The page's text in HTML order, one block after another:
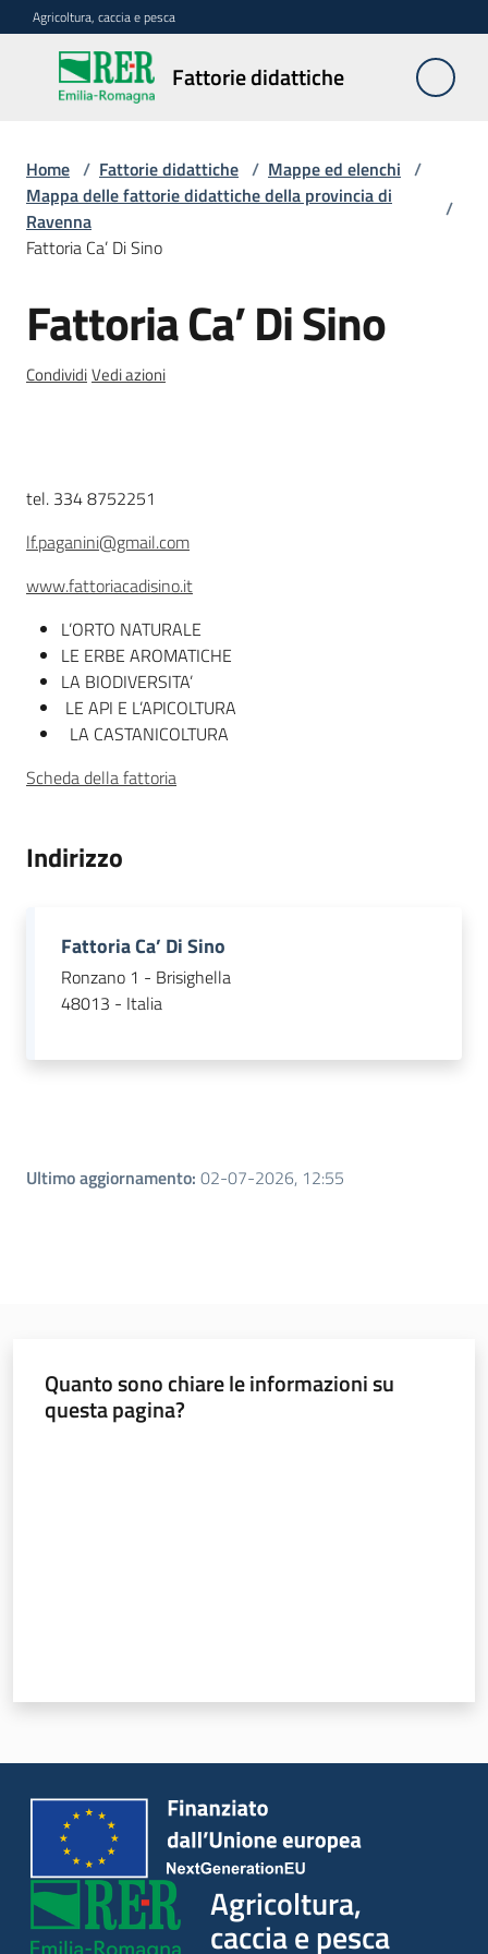
Vai al contenuto
Vai alla navigazione
Vai al footer
Agricoltura, caccia e pesca
Fattorie didattiche
Fattorie
didattiche
Trova
sulla
mappa
Requisiti
necessari
Corsi
Agricoltura
in
caccia e
Argomenti
Servizi
Home / Fattorie didattiche / Mappe ed elenchi /
Mappa delle fattorie didattiche della provincia di
Ravenna
/
Fattoria Ca’ Di Sino
Salta al contenuto
Fattoria Ca’ Di Sino
CondividiVedi azioni
Descrizione
tel. 334 8752251
lf.paganini@gmail.com
www.fattoriacadisino.it
L’ORTO NATURALE
LE ERBE AROMATICHE
LA BIODIVERSITA’
LE API E L’APICOLTURA
LA CASTANICOLTURA
Scheda della fattoria
Indirizzo
Fattoria Ca’ Di Sino
Ronzano 1 - Brisighella
48013 - Italia
Ultimo aggiornamento: 02-07-2026, 12:55
Quanto sono chiare le informazioni su
questa pagina?
Agricoltura,
caccia e pesca